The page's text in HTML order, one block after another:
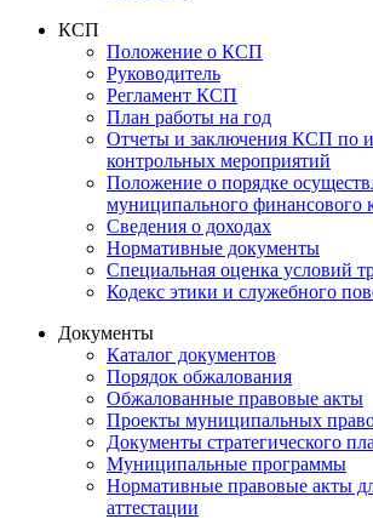
КСП
Положение о КСП
Руководитель
Регламент КСП
План работы на год
Отчеты и заключения КСП по
контрольных мероприятий
Положение о порядке
муниципального финансового
Сведения о доходах
Нормативные документы
Специальная оценка условий
Кодекс этики и служебного
Документы
Каталог документов
Порядок обжалования
Обжалованные правовые акты
Проекты муниципальных
Документы стратегического
Муниципальные программы
Нормативные правовые акты
аттестации